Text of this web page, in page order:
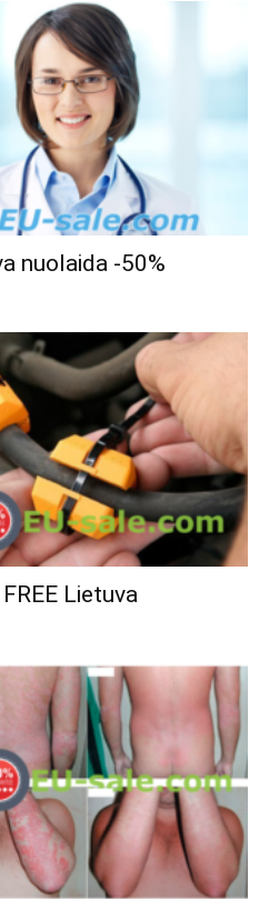
nuolaida -50%
Lietuva